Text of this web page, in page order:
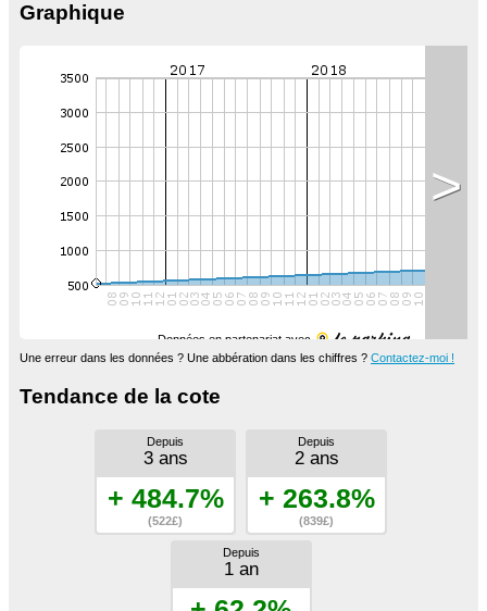
Graphique
Données en partenariat avec
>
Une erreur dans les données ? Une abbération dans les chiffres ? Contactez-moi !
Tendance de la cote
Depuis
3 ans
+ 484.7%
(522£)
Depuis
2 ans
+ 263.8%
(839£)
Depuis
1 an